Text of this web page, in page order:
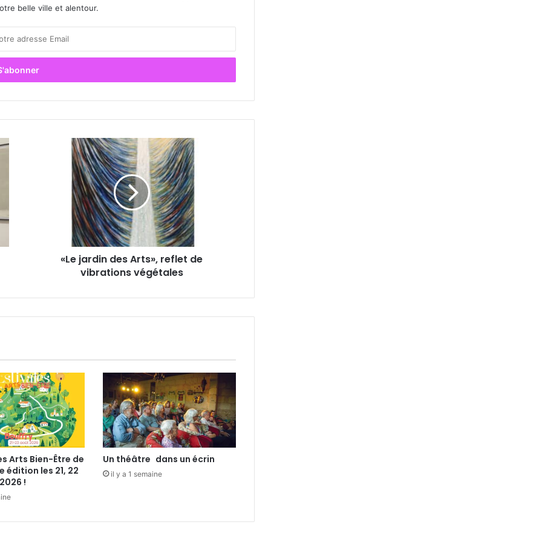
belle ville et alentour.
A
,
r
e
f
l
e
t
d
e
v
a
«Le jardin des Arts», reflet de
vibrations végétales
Arts Bien-Être de
édition les 21, 22
!
Un théâtre dans un écrin
il y a 1 semaine